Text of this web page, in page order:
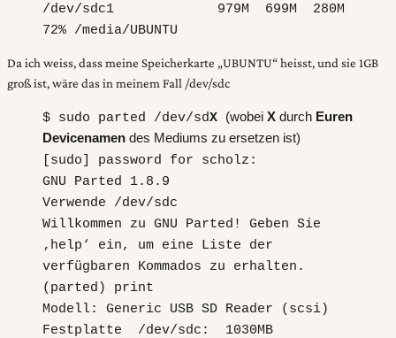
/dev/sdc1 979M 699M 280M
72% /media/UBUNTU
Da ich weiss, dass meine Speicherkarte „UBUNTU“ heisst, und sie 1GB
groß ist, wäre das in meinem Fall /dev/sdc
$ sudo parted /dev/sdX (wobei X durch Euren
Devicenamen des Mediums zu ersetzen ist)
[sudo] password for scholz:
GNU Parted 1.8.9
Verwende /dev/sdc
Willkommen zu GNU Parted! Geben Sie
‚help‘ ein, um eine Liste der
verfügbaren Kommados zu erhalten.
(parted) print
Modell: Generic USB SD Reader (scsi)
Festplatte /dev/sdc: 1030MB